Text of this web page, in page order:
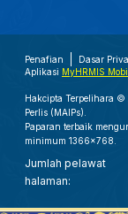
Penafian Dasar
Aplikasi MyHRMIS
Hakcipta Terpelihara ©
Perlis (MAIPs).
Paparan terbaik
minimum 1366x768.
Jumlah pelawat
halaman: